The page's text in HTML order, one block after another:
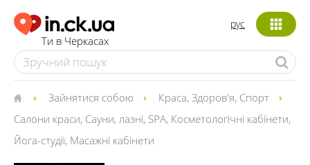
Ти в Черкасах
рус
Зайнятися собою Краса, Здоров'я, Спорт
Салони краси, Сауни, лазні, SPA, Косметологічні кабінети,
Йога-студії, Масажні кабінети